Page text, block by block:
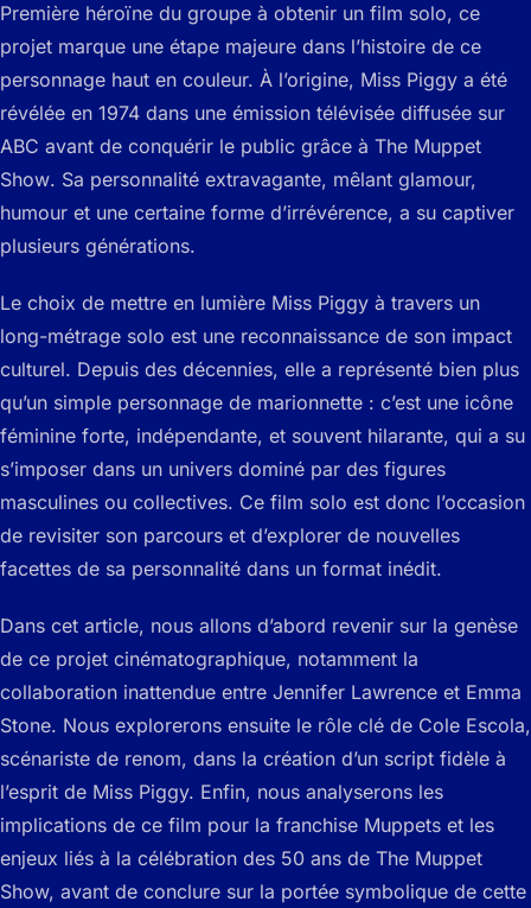
Première héroïne du groupe à obtenir un film solo, ce
projet marque une étape majeure dans l’histoire de ce
personnage haut en couleur. À l’origine, Miss Piggy a été
révélée en 1974 dans une émission télévisée diffusée sur
ABC avant de conquérir le public grâce à The Muppet
Show. Sa personnalité extravagante, mêlant glamour,
humour et une certaine forme d’irrévérence, a su captiver
plusieurs générations.
Le choix de mettre en lumière Miss Piggy à travers un
long-métrage solo est une reconnaissance de son impact
culturel. Depuis des décennies, elle a représenté bien plus
qu’un simple personnage de marionnette : c’est une icône
féminine forte, indépendante, et souvent hilarante, qui a su
s’imposer dans un univers dominé par des figures
masculines ou collectives. Ce film solo est donc l’occasion
de revisiter son parcours et d’explorer de nouvelles
facettes de sa personnalité dans un format inédit.
Dans cet article, nous allons d’abord revenir sur la genèse
de ce projet cinématographique, notamment la
collaboration inattendue entre Jennifer Lawrence et Emma
Stone. Nous explorerons ensuite le rôle clé de Cole Escola,
scénariste de renom, dans la création d’un script fidèle à
l’esprit de Miss Piggy. Enfin, nous analyserons les
implications de ce film pour la franchise Muppets et les
enjeux liés à la célébration des 50 ans de The Muppet
Show, avant de conclure sur la portée symbolique de cette